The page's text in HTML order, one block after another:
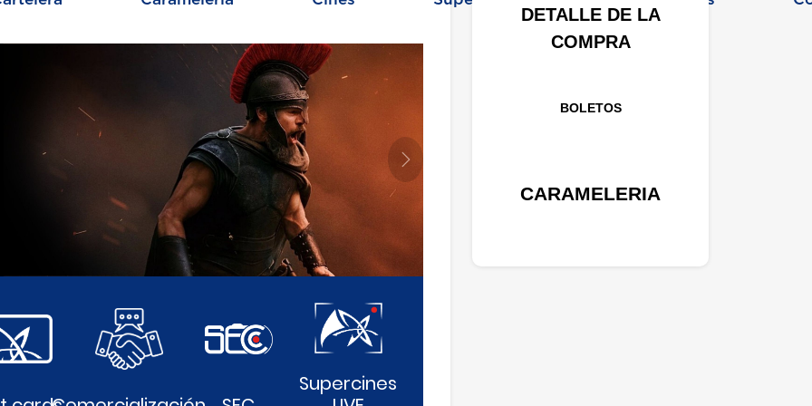
Siguiente
Supercines
DETALLE DE LA
COMPRA
BOLETOS
CARAMELERIA